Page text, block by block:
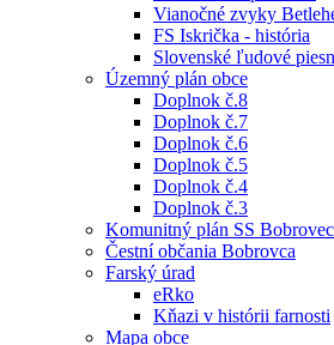
Vianočné zvyky
FS Iskrička - história
Slovenské ľudové
Územný plán obce
Doplnok č.8
Doplnok č.7
Doplnok č.6
Doplnok č.5
Doplnok č.4
Doplnok č.3
Komunitný plán SS Bobrovec
Čestní občania Bobrovca
Farský úrad
eRko
Kňazi v histórii farnosti
Mapa obce